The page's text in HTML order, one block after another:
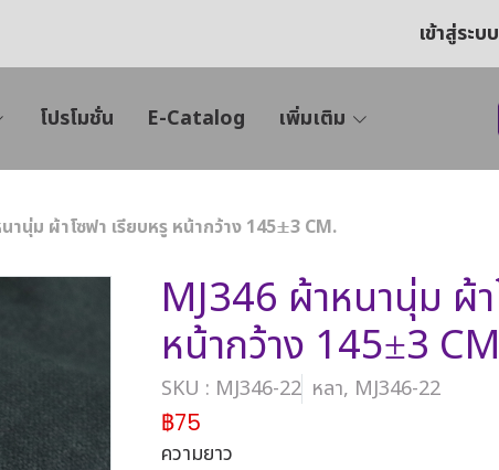
เข้าสู่ระบบ
โปรโมชั่น E-Catalog เพิ่มเติม
านุ่ม ผ้าโซฟา เรียบหรู หน้ากว้าง 145±3 CM.
MJ346 ผ้าหนานุ่ม ผ้
หน้ากว้าง 145±3
SKU : MJ346-22 หลา, MJ346-22
฿75
ความยาว